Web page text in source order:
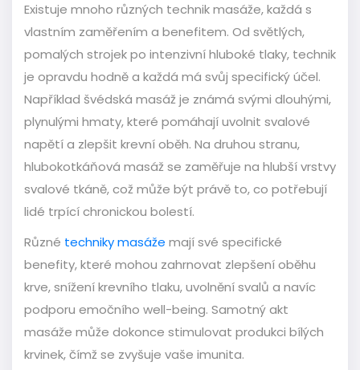
Existuje mnoho různých technik masáže, každá s
vlastním zaměřením a benefitem. Od světlých,
pomalých strojek po intenzivní hluboké tlaky, technik
je opravdu hodně a každá má svůj specifický účel.
Například švédská masáž je známá svými dlouhými,
plynulými hmaty, které pomáhají uvolnit svalové
napětí a zlepšit krevní oběh. Na druhou stranu,
hlubokotkáňová masáž se zaměřuje na hlubší vrstvy
svalové tkáně, což může být právě to, co potřebují
lidé trpící chronickou bolestí.
Různé techniky masáže mají své specifické
benefity, které mohou zahrnovat zlepšení oběhu
krve, snížení krevního tlaku, uvolnění svalů a navíc
podporu emočního well-being. Samotný akt
masáže může dokonce stimulovat produkci bílých
krvinek, čímž se zvyšuje vaše imunita.